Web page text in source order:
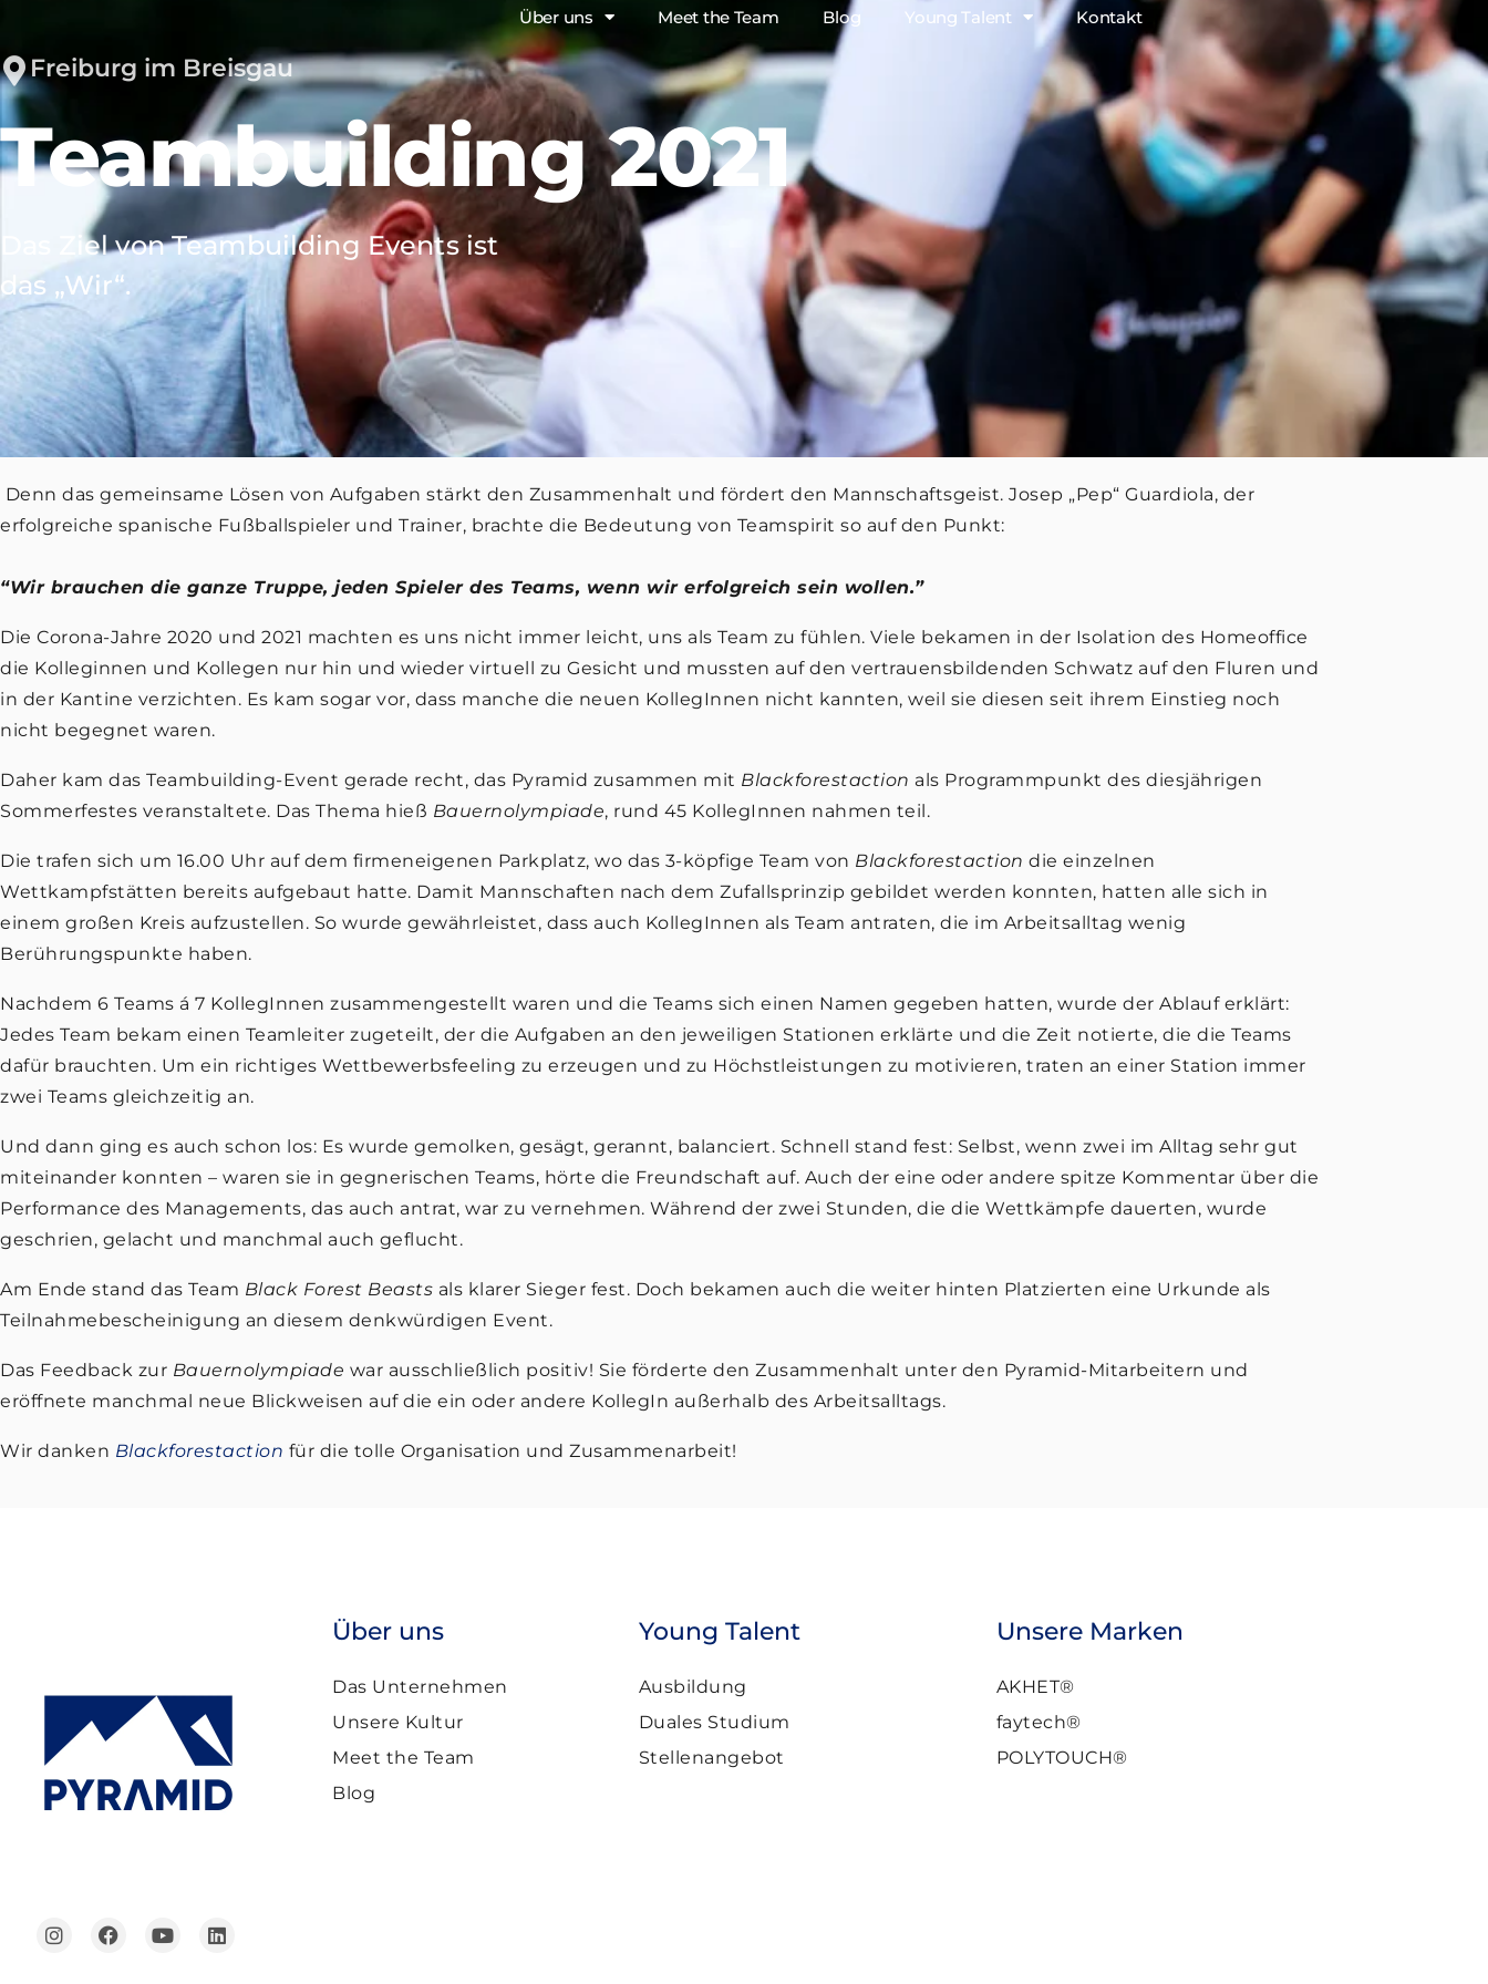
Über uns Meet the Team Blog Young Talent Kontakt STELLENANGEBOT
Freiburg im Breisgau
Teambuilding 2021
Das Ziel von Teambuilding Events ist
das „Wir“.
Denn das gemeinsame Lösen von Aufgaben stärkt den Zusammenhalt und fördert den Mannschaftsgeist. Josep „Pep“ Guardiola, der
erfolgreiche spanische Fußballspieler und Trainer, brachte die Bedeutung von Teamspirit so auf den Punkt:
“Wir brauchen die ganze Truppe, jeden Spieler des Teams, wenn wir erfolgreich sein wollen.”
Die Corona-Jahre 2020 und 2021 machten es uns nicht immer leicht, uns als Team zu fühlen. Viele bekamen in der Isolation des Homeoffice
die Kolleginnen und Kollegen nur hin und wieder virtuell zu Gesicht und mussten auf den vertrauensbildenden Schwatz auf den Fluren und
in der Kantine verzichten. Es kam sogar vor, dass manche die neuen KollegInnen nicht kannten, weil sie diesen seit ihrem Einstieg noch
nicht begegnet waren.
Daher kam das Teambuilding-Event gerade recht, das Pyramid zusammen mit Blackforestaction als Programmpunkt des diesjährigen
Sommerfestes veranstaltete. Das Thema hieß Bauernolympiade, rund 45 KollegInnen nahmen teil.
Die trafen sich um 16.00 Uhr auf dem firmeneigenen Parkplatz, wo das 3-köpfige Team von Blackforestaction die einzelnen
Wettkampfstätten bereits aufgebaut hatte. Damit Mannschaften nach dem Zufallsprinzip gebildet werden konnten, hatten alle sich in
einem großen Kreis aufzustellen. So wurde gewährleistet, dass auch KollegInnen als Team antraten, die im Arbeitsalltag wenig
Berührungspunkte haben.
Nachdem 6 Teams á 7 KollegInnen zusammengestellt waren und die Teams sich einen Namen gegeben hatten, wurde der Ablauf erklärt:
Jedes Team bekam einen Teamleiter zugeteilt, der die Aufgaben an den jeweiligen Stationen erklärte und die Zeit notierte, die die Teams
dafür brauchten. Um ein richtiges Wettbewerbsfeeling zu erzeugen und zu Höchstleistungen zu motivieren, traten an einer Station immer
zwei Teams gleichzeitig an.
Und dann ging es auch schon los: Es wurde gemolken, gesägt, gerannt, balanciert. Schnell stand fest: Selbst, wenn zwei im Alltag sehr gut
miteinander konnten – waren sie in gegnerischen Teams, hörte die Freundschaft auf. Auch der eine oder andere spitze Kommentar über die
Performance des Managements, das auch antrat, war zu vernehmen. Während der zwei Stunden, die die Wettkämpfe dauerten, wurde
geschrien, gelacht und manchmal auch geflucht.
Am Ende stand das Team Black Forest Beasts als klarer Sieger fest. Doch bekamen auch die weiter hinten Platzierten eine Urkunde als
Teilnahmebescheinigung an diesem denkwürdigen Event.
Das Feedback zur Bauernolympiade war ausschließlich positiv! Sie förderte den Zusammenhalt unter den Pyramid-Mitarbeitern und
eröffnete manchmal neue Blickweisen auf die ein oder andere KollegIn außerhalb des Arbeitsalltags.
Wir danken Blackforestaction für die tolle Organisation und Zusammenarbeit!
Über uns
Das Unternehmen
Unsere Kultur
Meet the Team
Blog
Young Talent
Ausbildung
Duales Studium
Stellenangebot
Unsere Marken
AKHET®
faytech®
POLYTOUCH®